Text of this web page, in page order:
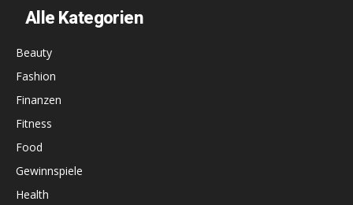
Alle Kategorien
Beauty
Fashion
Finanzen
Fitness
Food
Gewinnspiele
Health